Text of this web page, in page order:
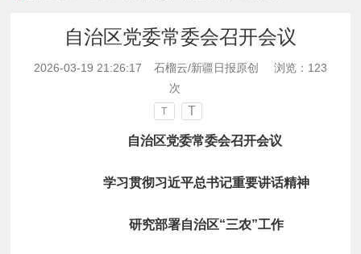
自治区党委常委会召开会议
2026-03-19 21:26:17 石榴云/新疆日报原创 浏览： 123
次
T T
自治区党委常委会召开会议
学习贯彻习近平总书记重要讲话精神
研究部署自治区“三农”工作